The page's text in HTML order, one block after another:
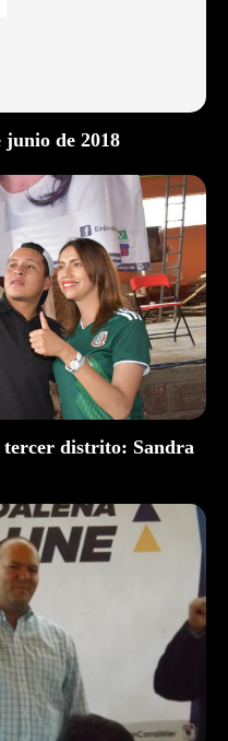
de 2018
tercer distrito: Sandra